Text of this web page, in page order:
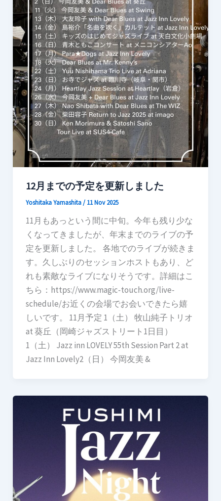
12月までの予定を更新しました
Yoshitaka Yamashita/ 11 Nov 2025
11月もあっという間に中旬。今年も残り少な
くなってきましたが、年末までのライブの予
定を更新しました。 各地でのライブが続きま
す。久しぶりのセッションホストもあり、ど
れも素敵なライブになりそうです。詳細はこ
ちら：https://www.magic-touch.org/live-
schedule/お近くの会場でお会いできたら嬉
しいです。 11月予定 1（土） 牧山純子トリオ
at 葵丘（岡崎ジャズストリート1日目）
1（土） Jazz inn LOVELY 55th Session Part 2 at
Jazz Inn Lovely2（日） 今岡友美 &